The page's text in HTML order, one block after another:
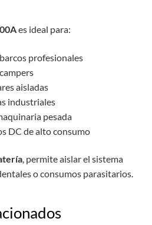
es ideal para:
profesionales
aisladas
industriales
pesada
DC de alto consumo
, permite aislar el sistema
o consumos parasitarios.